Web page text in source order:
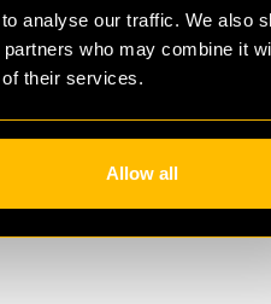
analyse our traffic. We also
who may combine it
their services.
Allow all